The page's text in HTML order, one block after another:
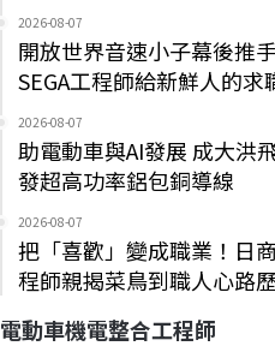
2026-08-07
開放世界音速小子幕後推
SEGA工程師給新鮮人的求
2026-08-07
助電動車與AI發展 成大洪
發超高功率鋁包銅導線
2026-08-07
把「喜歡」變成職業！日
程師親揭菜鳥到職人心路
電動車機電整合工程師